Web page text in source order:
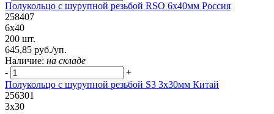
Полукольцо с шурупной резьбой RSO 6х40мм Россия
258407
6х40
200 шт.
645,85 руб./уп.
Наличие: на складе
-
+
Полукольцо с шурупной резьбой S3 3х30мм Китай
256301
3х30